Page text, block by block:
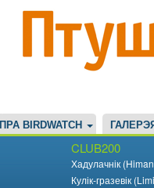
ПРА BIRDWATCH
CLUB200
Хадулачнік
Кулік-гразевік